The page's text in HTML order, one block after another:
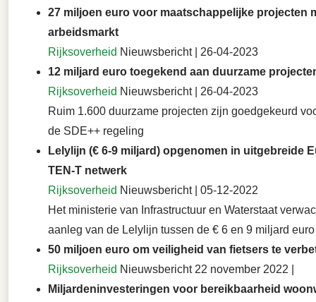
27 miljoen euro voor maatschappelijke projecten
arbeidsmarkt
Rijksoverheid Nieuwsbericht | 26-04-2023
12 miljard euro toegekend aan duurzame
Rijksoverheid Nieuwsbericht | 26-04-2023
Ruim 1.600 duurzame projecten zijn goedgekeurd
de SDE++ regeling
Lelylijn (€ 6-9 miljard) opgenomen in uitgebreide
TEN-T netwerk
Rijksoverheid Nieuwsbericht | 05-12-2022
Het ministerie van Infrastructuur en Waterstaat
aanleg van de Lelylijn tussen de € 6 en 9 miljard
50 miljoen euro om veiligheid van fietsers te
Rijksoverheid Nieuwsbericht 22 november 2022 |
Miljardeninvesteringen voor bereikbaarheid